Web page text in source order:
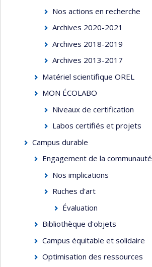
Nos actions en recherche
Archives 2020-2021
Archives 2018-2019
Archives 2013-2017
Matériel scientifique OREL
MON ÉCOLABO
Niveaux de certification
Labos certifiés et projets
Campus durable
Engagement de la communauté
Nos implications
Ruches d'art
Évaluation
Bibliothèque d'objets
Campus équitable et solidaire
Optimisation des ressources